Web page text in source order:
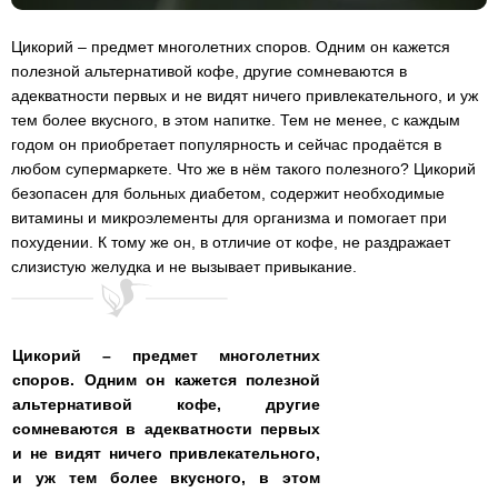
Цикорий – предмет многолетних споров. Одним он кажется
полезной альтернативой кофе, другие сомневаются в
адекватности первых и не видят ничего привлекательного, и уж
тем более вкусного, в этом напитке. Тем не менее, с каждым
годом он приобретает популярность и сейчас продаётся в
любом супермаркете. Что же в нём такого полезного? Цикорий
безопасен для больных диабетом, содержит необходимые
витамины и микроэлементы для организма и помогает при
похудении. К тому же он, в отличие от кофе, не раздражает
слизистую желудка и не вызывает привыкание.
Цикорий – предмет многолетних
споров. Одним он кажется полезной
альтернативой кофе, другие
сомневаются в адекватности первых
и не видят ничего привлекательного,
и уж тем более вкусного, в этом